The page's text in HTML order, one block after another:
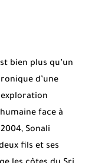
bien plus qu’un
d’une
face à
Sonali
fils et ses